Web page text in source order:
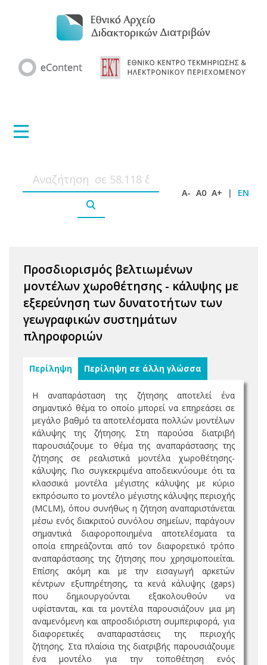
A- A0 A+ | EN
Προσδιορισμός βελτιωμένων
μοντέλων χωροθέτησης - κάλυψης με
εξερεύνηση των δυνατοτήτων των
γεωγραφικών συστημάτων
πληροφοριών
Περίληψη Περίληψη σε άλλη γλώσσα
Η αναπαράσταση της ζήτησης αποτελεί ένα
σημαντικό θέμα το οποίο μπορεί να επηρεάσει σε
μεγάλο βαθμό τα αποτελέσματα πολλών μοντέλων
κάλυψης της ζήτησης. Στη παρούσα διατριβή
παρουσιάζουμε το θέμα της αναπαράστασης της
ζήτησης σε ρεαλιστικά μοντέλα χωροθέτησης-
κάλυψης. Πιο συγκεκριμένα αποδεικνύουμε ότι τα
κλασσικά μοντέλα μέγιστης κάλυψης με κύριο
εκπρόσωπο το μοντέλο μέγιστης κάλυψης περιοχής
(MCLM), όπου συνήθως η ζήτηση αναπαριστάνεται
μέσω ενός διακριτού συνόλου σημείων, παράγουν
σημαντικά διαφοροποιημένα αποτελέσματα τα
οποία επηρεάζονται από τον διαφορετικό τρόπο
αναπαράστασης της ζήτησης που χρησιμοποιείται.
Επίσης ακόμη και με την εισαγωγή αρκετών
κέντρων εξυπηρέτησης, τα κενά κάλυψης (gaps)
που δημιουργούνται εξακολουθούν να
υφίστανται, και τα μοντέλα παρουσιάζουν μια μη
αναμενόμενη και απροσδιόριστη συμπεριφορά, για
διαφορετικές αναπαραστάσεις της περιοχής
ζήτησης. Στα πλαίσια της διατριβής παρουσιάζουμε
ένα μοντέλο για την τοποθέτηση ενός